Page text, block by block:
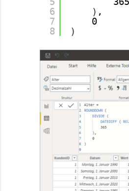
6
7
8
) ,
0
)